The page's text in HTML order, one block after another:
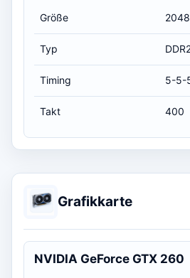
Größe 2048
Typ
Timing
Takt 400
Grafikkarte
NVIDIA GeForce GTX 260